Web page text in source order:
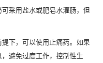
采用盐水或肥皂水灌肠，但
下，可以使用止痛药。如果
避免过度工作，控制性生